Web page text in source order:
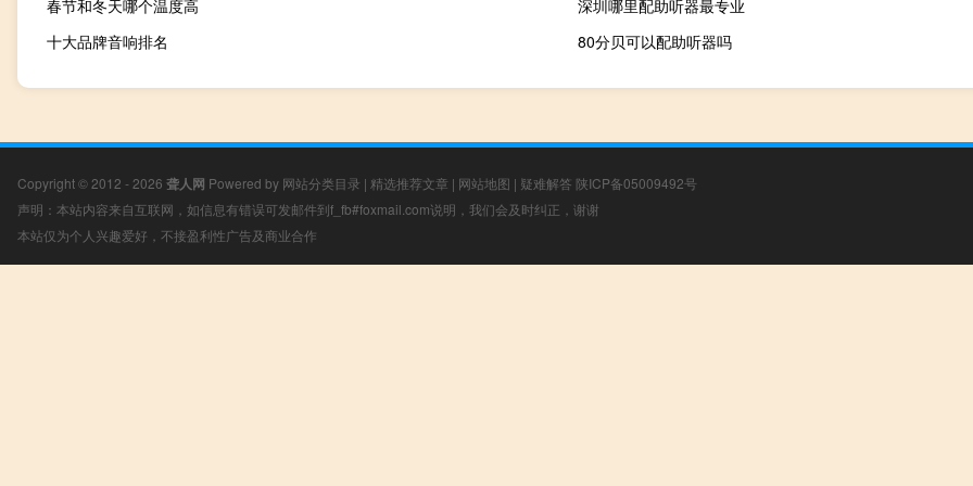
春节和冬天哪个温度高
深圳哪里配助听器最专业
十大品牌音响排名
80分贝可以配助听器吗
Copyright © 2012 - 2026 聋人网 Powered by 网站分类目录 | 精选推荐文章 | 网站地图 | 疑难解答 陕ICP备05009492号
声明：本站内容来自互联网，如信息有错误可发邮件到f_fb#foxmail.com说明，我们会及时纠正，谢谢
本站仅为个人兴趣爱好，不接盈利性广告及商业合作